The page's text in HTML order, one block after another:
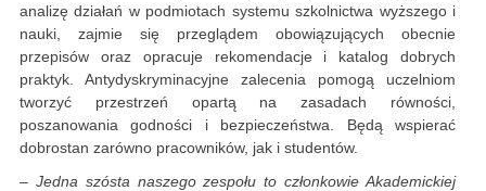
analizę działań w podmiotach systemu szkolnictwa wyższego i
nauki, zajmie się przeglądem obowiązujących obecnie
przepisów oraz opracuje rekomendacje i katalog dobrych
praktyk. Antydyskryminacyjne zalecenia pomogą uczelniom
tworzyć przestrzeń opartą na zasadach równości,
poszanowania godności i bezpieczeństwa. Będą wspierać
dobrostan zarówno pracowników, jak i studentów.
– Jedna szósta naszego zespołu to członkowie Akademickiej